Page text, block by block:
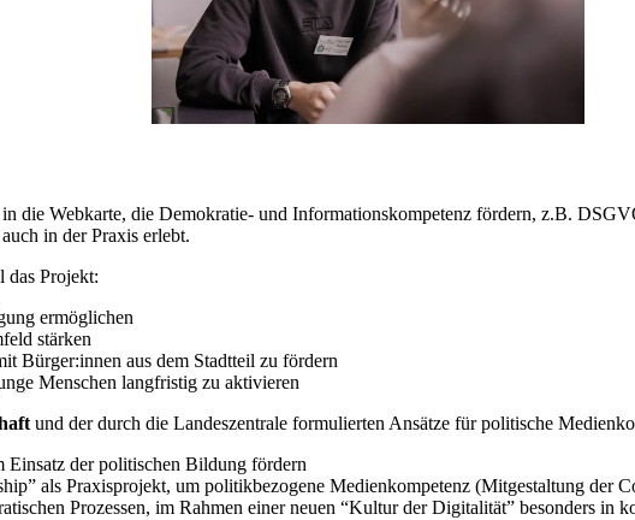
die Web­kar­te, die De­mo­kra­tie- und In­for­ma­ti­ons­kom­pe­tenz för­dern, z.B.
in der Pra­xis er­lebt.
das Pro­jekt:
er­mög­li­chen
stär­ken
Bür­ger:in­nen aus dem Stadt­teil zu för­dern
Men­schen lang­fris­tig zu ak­ti­vie­ren
und der durch die Lan­des­zen­tra­le for­mu­lier­ten An­sät­ze für po­li­ti­sche
Ein­satz der po­li­ti­schen Bil­dung för­dern
als Pra­xis­pro­jekt, um po­li­tik­be­zo­ge­ne Me­di­en­kom­pe­tenz (Mit­ge­stal­tung der
Pro­zes­sen, im Rah­men ei­ner neu­en “Kul­tur der Di­gi­ta­li­tät” be­son­ders in